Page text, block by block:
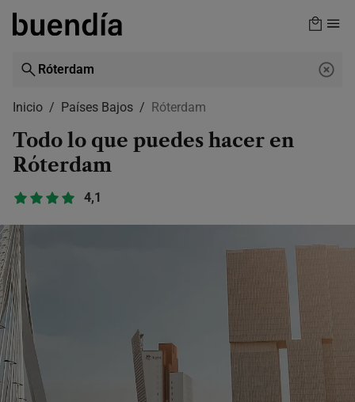
Skip
content
Inicio Países Bajos Róterdam
Todo lo que puedes hacer en
Róterdam
4,1